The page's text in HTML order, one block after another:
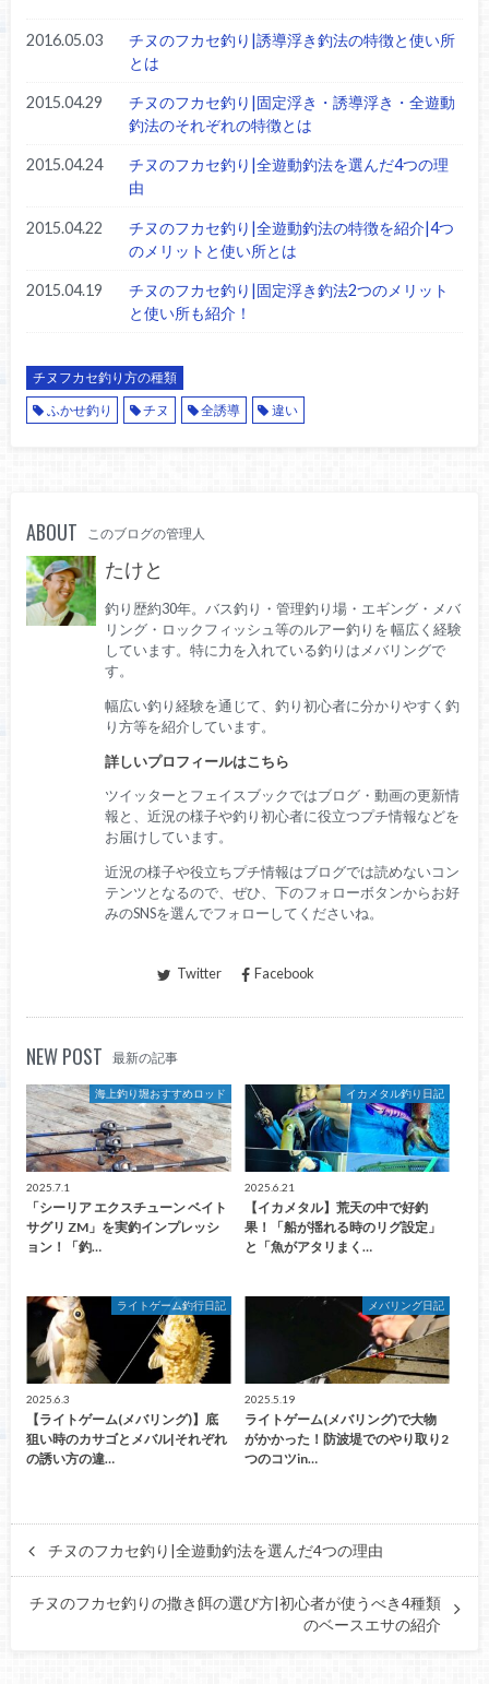
2016.05.03
チヌのフカセ釣り|誘導浮き釣法の特徴と使い所
とは
2015.04.29
チヌのフカセ釣り|固定浮き・誘導浮き・全遊動
釣法のそれぞれの特徴とは
2015.04.24
チヌのフカセ釣り|全遊動釣法を選んだ4つの理
由
2015.04.22
チヌのフカセ釣り|全遊動釣法の特徴を紹介|4つ
のメリットと使い所とは
2015.04.19
チヌのフカセ釣り|固定浮き釣法2つのメリット
と使い所も紹介！
チヌフカセ釣り方の種類
ふかせ釣り
チヌ 全誘導 違い
ABOUT このブログの管理人
たけと
釣り歴約30年。バス釣り・管理釣り場・エギング・メバ
リング・ロックフィッシュ等のルアー釣りを 幅広く経験
しています。特に力を入れている釣りはメバリングで
す。
幅広い釣り経験を通じて、釣り初心者に分かりやすく釣
り方等を紹介しています。
詳しいプロフィールはこちら
ツイッターとフェイスブックではブログ・動画の更新情
報と、近況の様子や釣り初心者に役立つプチ情報などを
お届けしています。
近況の様子や役立ちプチ情報はブログでは読めないコン
テンツとなるので、ぜひ、下のフォローボタンからお好
みのSNSを選んでフォローしてくださいね。
Twitter Facebook
NEW POST 最新の記事
海上釣り堀おすすめロッド
2025.7.1
「シーリア エクスチューン ベイト
サグリ ZM」を実釣インプレッシ
ョン！「釣…
イカメタル釣り日記
2025.6.21
【イカメタル】荒天の中で好釣
果！「船が揺れる時のリグ設定」
と「魚がアタリまく…
ライトゲーム釣行日記
2025.6.3
【ライトゲーム(メバリング)】底
狙い時のカサゴとメバル|それぞれ
の誘い方の違…
メバリング日記
2025.5.19
ライトゲーム(メバリング)で大物
がかかった！防波堤でのやり取り2
つのコツin…
チヌのフカセ釣り|全遊動釣法を選んだ4つの理由
チヌのフカセ釣りの撒き餌の選び方|初心者が使うべき4種類
のベースエサの紹介